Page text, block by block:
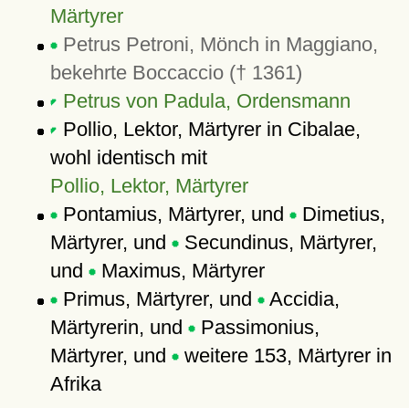
Märtyrer
Petrus Petroni, Mönch in Maggiano,
bekehrte Boccaccio († 1361)
Petrus von Padula, Ordensmann
Pollio, Lektor, Märtyrer in Cibalae,
wohl identisch mit
Pollio, Lektor, Märtyrer
Pontamius, Märtyrer, und Dimetius,
Märtyrer, und Secundinus, Märtyrer,
und Maximus, Märtyrer
Primus, Märtyrer, und Accidia,
Märtyrerin, und Passimonius,
Märtyrer, und weitere 153, Märtyrer in
Afrika